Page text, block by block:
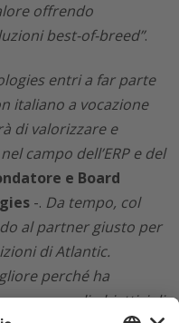
offrendo
best-of-breed”.
entri a far parte
italiano a vocazione
di valorizzare e
campo dell’ERP e del
e Board
-. Da tempo, col
al partner giusto per
di Atlantic.
perché ha
con gli obiettivi di